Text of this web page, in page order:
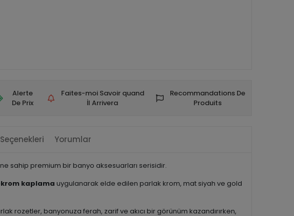
Alerte
De Prix
Faites-moi Savoir quand
İl Arrivera
Recommandations De
Produits
Yorumlar
sahip premium bir banyo aksesuarları serisidir.
kaplama uygulanarak elde edilen parlak krom, mat siyah ve gold
rozetler, banyonuza ferah, zarif ve akıcı bir görünüm kazandırırken,